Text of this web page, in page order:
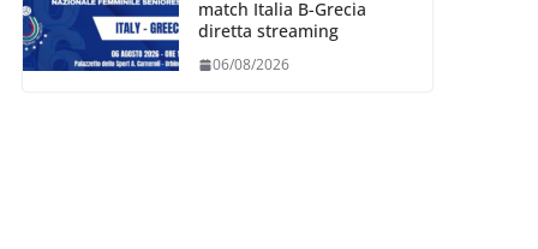
match Italia B-Grecia
diretta streaming
06/08/2026